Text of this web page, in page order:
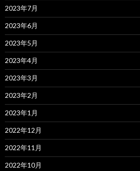
2023年7月
2023年6月
2023年5月
2023年4月
2023年3月
2023年2月
2023年1月
2022年12月
2022年11月
2022年10月